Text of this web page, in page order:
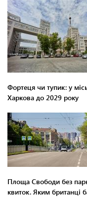
Фортеця чи тупик: у
Харкова до 2029 року
Площа Свободи без
квиток. Яким британці